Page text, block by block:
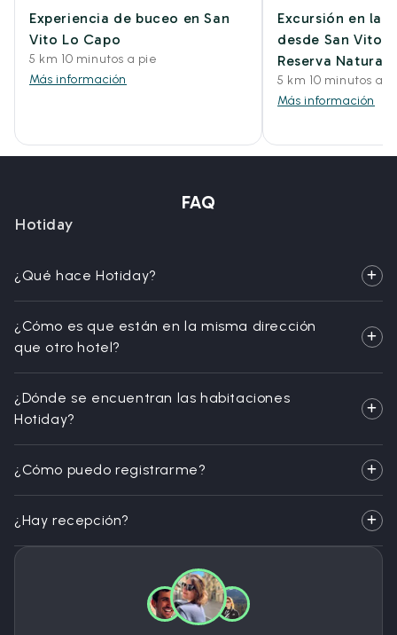
Experiencia de buceo en San
Vito Lo Capo
5 km 10 minutos a pie
Más información
Excursión en
desde San Vito
Reserva Natural
5 km 10 minutos a
Más información
FAQ
Hotiday
¿Qué hace Hotiday?
¿Cómo es que están en la misma dirección
que otro hotel?
¿Dónde se encuentran las habitaciones
Hotiday?
¿Cómo puedo registrarme?
¿Hay recepción?